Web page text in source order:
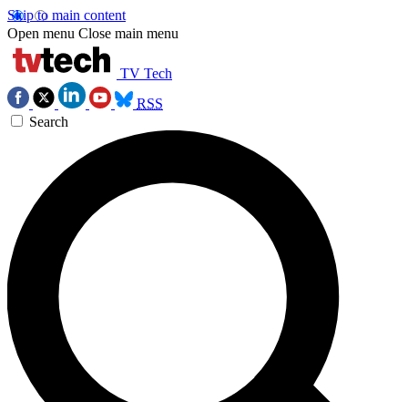
Skip to main content
Open menu Close main menu
TV Tech
RSS
Search